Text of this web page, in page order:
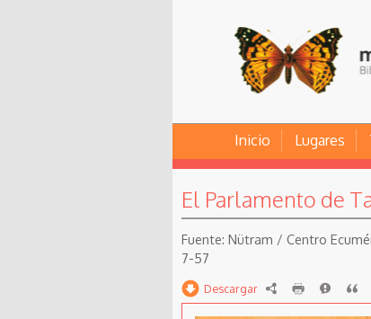
Inicio Lugares
El Parlamento de
Nütram / Centro
7-57
Descargar RDF imprimirReportar